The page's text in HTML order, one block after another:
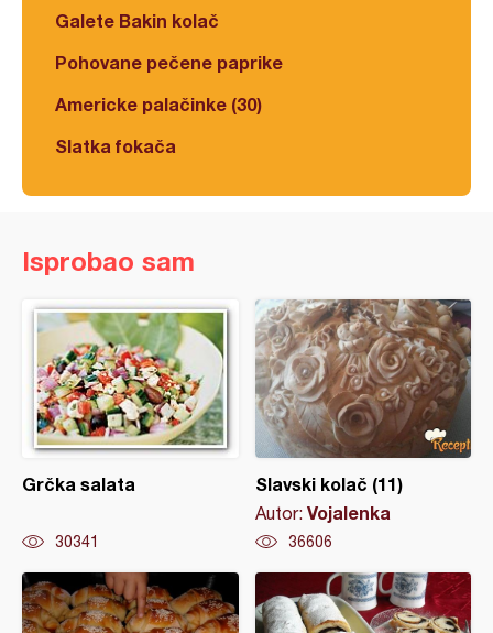
Galete Bakin kolač
Pohovane pečene paprike
Americke palačinke (30)
Slatka fokača
Isprobao sam
Grčka salata
30341
Slavski kolač (11)
Autor: Vojalenka
36606